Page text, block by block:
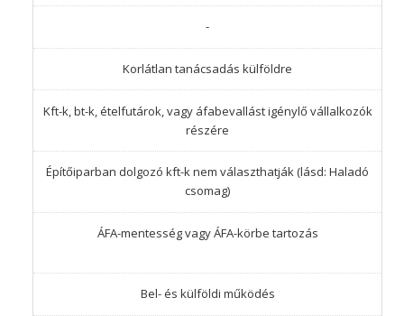
-
Korlátlan tanácsadás külföldre
Kft-k, bt-k, ételfutárok, vagy áfabevallást igénylő vállalkozók
részére
Építőiparban dolgozó kft-k nem választhatják (lásd: Haladó
csomag)
ÁFA-mentesség vagy ÁFA-körbe tartozás
Bel- és külföldi működés